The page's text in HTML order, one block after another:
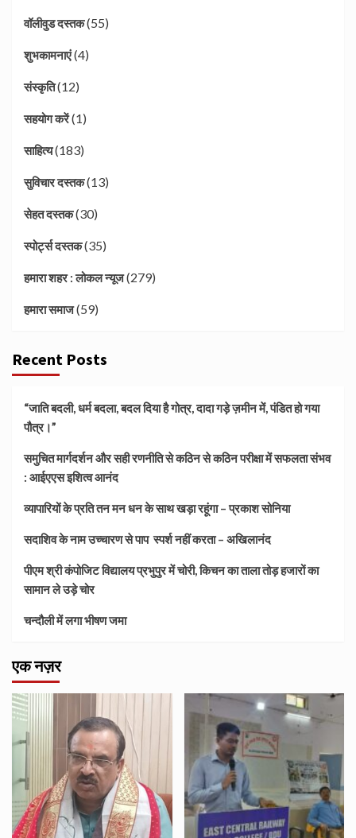
वॉलीवुड दस्तक(55)
शुभकामनाएं(4)
संस्कृति(12)
सहयोग करें(1)
साहित्य(183)
सुविचार दस्तक(13)
सेहत दस्तक(30)
स्पोर्ट्स दस्तक(35)
हमारा शहर : लोकल न्यूज(279)
हमारा समाज(59)
Recent Posts
“जाति बदली, धर्म बदला, बदल दिया है गोत्र, दादा गड़े ज़मीन में, पंडित हो गया
पौत्र।”
समुचित मार्गदर्शन और सही रणनीति से कठिन से कठिन परीक्षा में सफलता संभव
: आईएएस इशित्व आनंद
व्यापारियों के प्रति तन मन धन के साथ खड़ा रहूंगा – प्रकाश सोनिया
सदाशिव के नाम उच्चारण से पाप स्पर्श नहीं करता – अखिलानंद
पीएम श्री कंपोजिट विद्यालय प्रभुपुर में चोरी, किचन का ताला तोड़ हजारों का
सामान ले उड़े चोर
चन्दौली में लगा भीषण जमा
एक नज़र